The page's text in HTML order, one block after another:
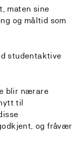
maten sine
og måltid som
studentaktive
blir nærare
til
og fråvær